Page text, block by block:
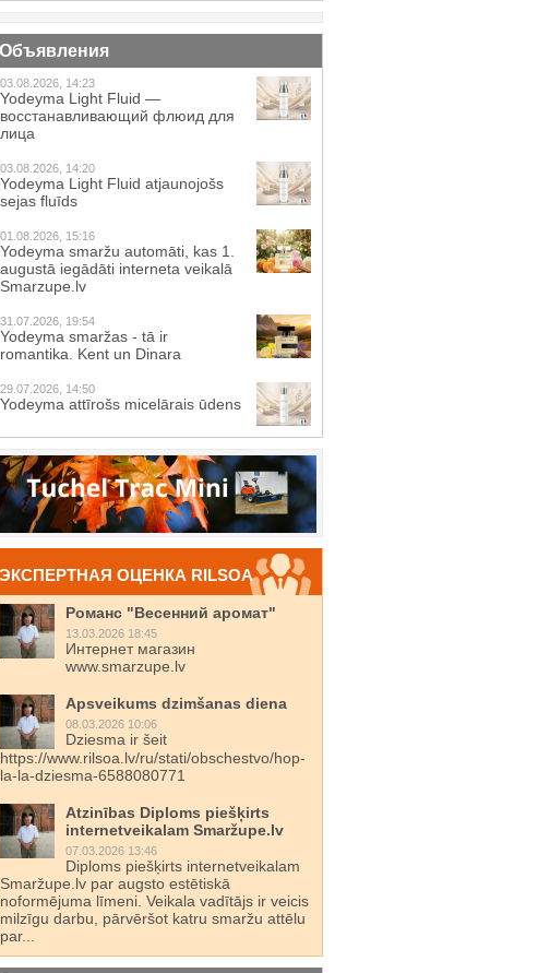
Объявления
03.08.2026, 14:23
Yodeyma Light Fluid —
восстанавливающий флюид для
лица
03.08.2026, 14:20
Yodeyma Light Fluid atjaunojošs
sejas fluīds
01.08.2026, 15:16
Yodeyma smaržu automāti, kas 1.
augustā iegādāti interneta veikalā
Smarzupe.lv
31.07.2026, 19:54
Yodeyma smaržas - tā ir
romantika. Kent un Dinara
29.07.2026, 14:50
Yodeyma attīrošs micelārais ūdens
ЭКСПЕРТНАЯ ОЦЕНКА RILSOA
Романс "Весенний аромат"
13.03.2026 18:45
Интернет магазин
www.smarzupe.lv
Apsveikums dzimšanas diena
08.03.2026 10:06
Dziesma ir šeit
https://www.rilsoa.lv/ru/stati/obschestvo/hop-
la-la-dziesma-6588080771
Atzinības Diploms piešķirts
internetveikalam Smaržupe.lv
07.03.2026 13:46
Diploms piešķirts internetveikalam
Smaržupe.lv par augsto estētiskā
noformējuma līmeni. Veikala vadītājs ir veicis
milzīgu darbu, pārvēršot katru smaržu attēlu
par...